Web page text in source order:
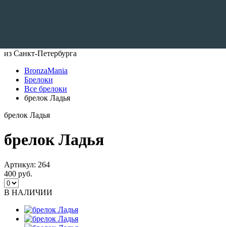
из Санкт-Петербурга
BronzaMania
Брелоки
Все брелоки
брелок Ладья
брелок Ладья
брелок Ладья
Артикул: 264
400 руб.
В НАЛИЧИИ